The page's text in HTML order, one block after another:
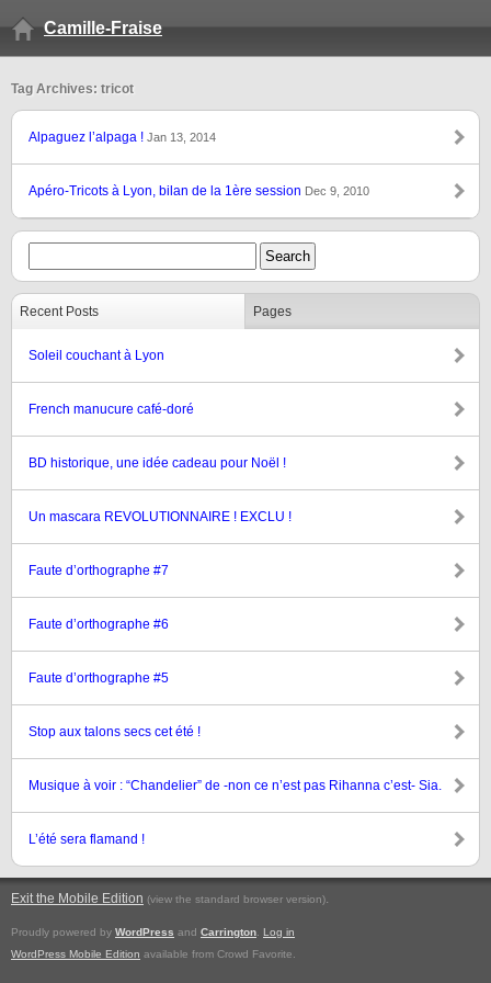
Camille-Fraise
Tag Archives: tricot
Alpaguez l’alpaga ! Jan 13, 2014
Apéro-Tricots à Lyon, bilan de la 1ère session Dec 9, 2010
Recent Posts Pages
Soleil couchant à Lyon
French manucure café-doré
BD historique, une idée cadeau pour Noël !
Un mascara REVOLUTIONNAIRE ! EXCLU !
Faute d’orthographe #7
Faute d’orthographe #6
Faute d’orthographe #5
Stop aux talons secs cet été !
Musique à voir : “Chandelier” de -non ce n’est pas Rihanna c’est- Sia.
L’été sera flamand !
Exit the Mobile Edition (view the standard browser version).
Proudly powered by WordPress and Carrington
Log in
WordPress Mobile Edition available from Crowd Favorite.